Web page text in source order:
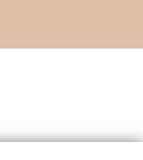
by DRN Cards 2026